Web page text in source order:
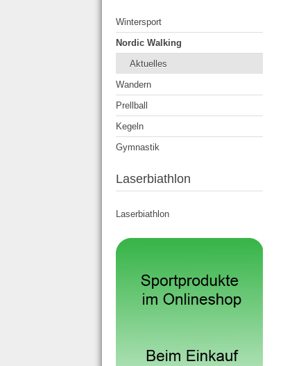
Wintersport
Nordic Walking
Aktuelles
Wandern
Prellball
Kegeln
Gymnastik
Laserbiathlon
Laserbiathlon